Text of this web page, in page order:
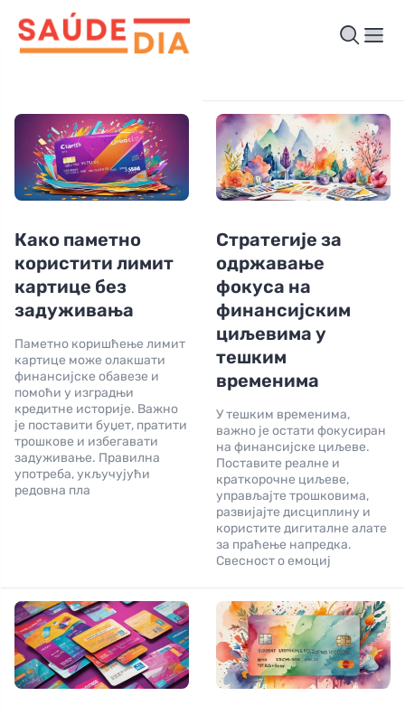
Како паметно
користити лимит
картице без
задуживања
Паметно коришћење лимит
картице може олакшати
финансијске обавезе и
помоћи у изградњи
кредитне историје. Важно
је поставити буџет, пратити
трошкове и избегавати
задуживање. Правилна
употреба, укључујући
редовна пла
Стратегије за
одржавање
фокуса на
финансијским
циљевима у
тешким
временима
У тешким временима,
важно је остати фокусиран
на финансијске циљеве.
Поставите реалне и
краткорочне циљеве,
управљајте трошковима,
развијајте дисциплину и
користите дигиталне алате
за праћење напредка.
Свесност о емоциј